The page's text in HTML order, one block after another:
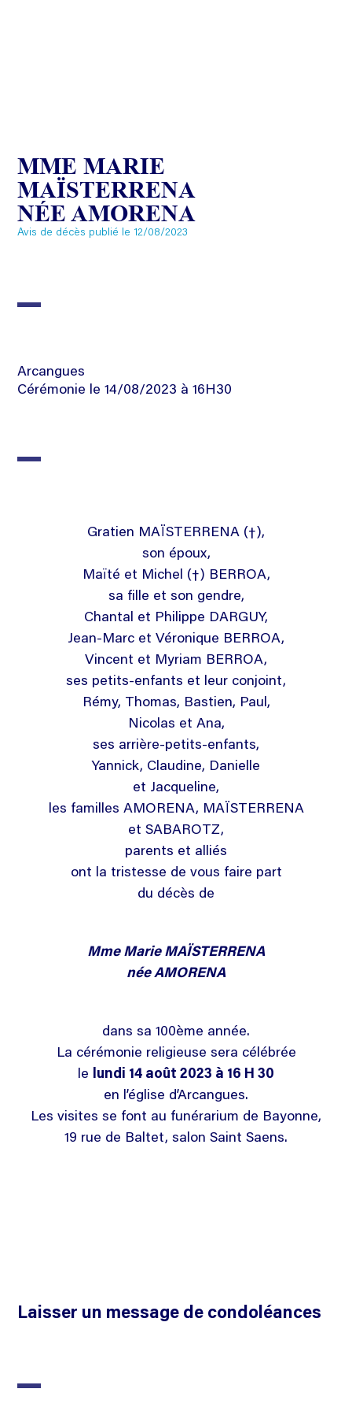
MME MARIE
MAÏSTERRENA
NÉE AMORENA
Avis de décès publié le 12/08/2023
Arcangues
Cérémonie le 14/08/2023 à 16H30
Gratien MAÏSTERRENA (†),
son époux,
Maïté et Michel (†) BERROA,
sa fille et son gendre,
Chantal et Philippe DARGUY,
Jean-Marc et Véronique BERROA,
Vincent et Myriam BERROA,
ses petits-enfants et leur conjoint,
Rémy, Thomas, Bastien, Paul,
Nicolas et Ana,
ses arrière-petits-enfants,
Yannick, Claudine, Danielle
et Jacqueline,
les familles AMORENA, MAÏSTERRENA
et SABAROTZ,
parents et alliés
ont la tristesse de vous faire part
du décès de
Mme Marie MAÏSTERRENA
née AMORENA
dans sa 100ème année.
La cérémonie religieuse sera célébrée
le lundi 14 août 2023 à 16 H 30
en l’église d’Arcangues.
Les visites se font au funérarium de Bayonne,
19 rue de Baltet, salon Saint Saens.
Laisser un message de condoléances